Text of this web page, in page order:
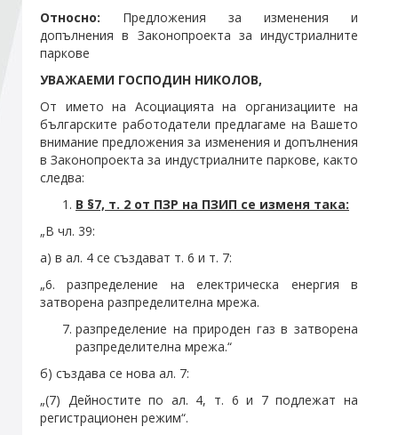
Абонирайте се!
Относно: Предложения за изменения и
допълнения в Законопроекта за индустриалните
паркове
УВАЖАЕМИ ГОСПОДИН НИКОЛОВ,
От името на Асоциацията на организациите на
българските работодатели предлагаме на Вашето
внимание предложения за изменения и допълнения
в Законопроекта за индустриалните паркове, както
следва:
В §7, т. 2 от ПЗР на ПЗИП се изменя така:
„В чл. 39:
а) в ал. 4 се създават т. 6 и т. 7:
„6. разпределение на електрическа енергия в
затворена разпределителна мрежа.
разпределение на природен газ в затворена
разпределителна мрежа.“
б) създава се нова ал. 7:
„(7) Дейностите по ал. 4, т. 6 и 7 подлежат на
регистрационен режим“.